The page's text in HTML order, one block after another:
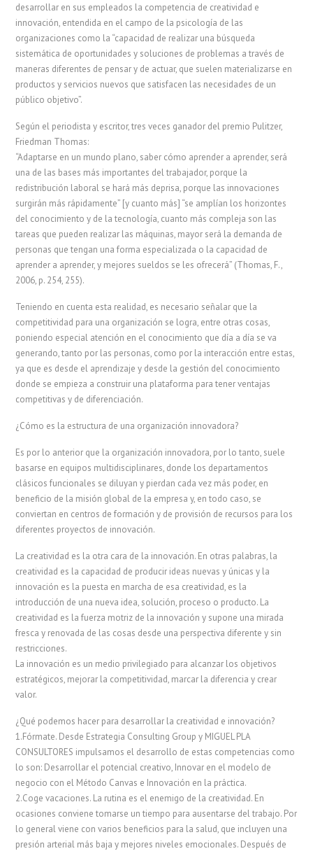
desarrollar en sus empleados la competencia de creatividad e
innovación, entendida en el campo de la psicología de las
organizaciones como la “capacidad de realizar una búsqueda
sistemática de oportunidades y soluciones de problemas a través de
maneras diferentes de pensar y de actuar, que suelen materializarse en
productos y servicios nuevos que satisfacen las necesidades de un
público objetivo”.
Según el periodista y escritor, tres veces ganador del premio Pulitzer,
Friedman Thomas:
“Adaptarse en un mundo plano, saber cómo aprender a aprender, será
una de las bases más importantes del trabajador, porque la
redistribución laboral se hará más deprisa, porque las innovaciones
surgirán más rápidamente” [y cuanto más] “se amplían los horizontes
del conocimiento y de la tecnología, cuanto más compleja son las
tareas que pueden realizar las máquinas, mayor será la demanda de
personas que tengan una forma especializada o la capacidad de
aprender a aprender, y mejores sueldos se les ofrecerá” (Thomas, F.,
2006, p. 254, 255).
Teniendo en cuenta esta realidad, es necesario señalar que la
competitividad para una organización se logra, entre otras cosas,
poniendo especial atención en el conocimiento que día a día se va
generando, tanto por las personas, como por la interacción entre estas,
ya que es desde el aprendizaje y desde la gestión del conocimiento
donde se empieza a construir una plataforma para tener ventajas
competitivas y de diferenciación.
¿Cómo es la estructura de una organización innovadora?
Es por lo anterior que la organización innovadora, por lo tanto, suele
basarse en equipos multidisciplinares, donde los departamentos
clásicos funcionales se diluyan y pierdan cada vez más poder, en
beneficio de la misión global de la empresa y, en todo caso, se
conviertan en centros de formación y de provisión de recursos para los
diferentes proyectos de innovación.
La creatividad es la otra cara de la innovación. En otras palabras, la
creatividad es la capacidad de producir ideas nuevas y únicas y la
innovación es la puesta en marcha de esa creatividad, es la
introducción de una nueva idea, solución, proceso o producto. La
creatividad es la fuerza motriz de la innovación y supone una mirada
fresca y renovada de las cosas desde una perspectiva diferente y sin
restricciones.
La innovación es un medio privilegiado para alcanzar los objetivos
estratégicos, mejorar la competitividad, marcar la diferencia y crear
valor.
¿Qué podemos hacer para desarrollar la creatividad e innovación?
1.Fórmate. Desde Estrategia Consulting Group y MIGUEL PLA
CONSULTORES impulsamos el desarrollo de estas competencias como
lo son: Desarrollar el potencial creativo, Innovar en el modelo de
negocio con el Método Canvas e Innovación en la práctica.
2.Coge vacaciones. La rutina es el enemigo de la creatividad. En
ocasiones conviene tomarse un tiempo para ausentarse del trabajo. Por
lo general viene con varios beneficios para la salud, que incluyen una
presión arterial más baja y mejores niveles emocionales. Después de